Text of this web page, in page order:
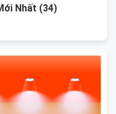
Nhất (34)